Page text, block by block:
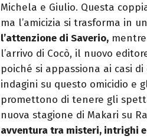
Michela e Giulio. Questa
ma l’amicizia si trasforma in
l’attenzione di Saverio,
l’arrivo di Cocò, il nuovo
poiché si appassiona ai casi
indagini su questo omicidio e
promettono di tenere gli
nuova stagione di Makari su
avventura tra misteri, intrighi